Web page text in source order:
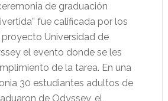
de graduación
fue calificada por los
Universidad de
el evento donde se les
de la tarea. En una
30 estudiantes adultos de
de Odyssey, el